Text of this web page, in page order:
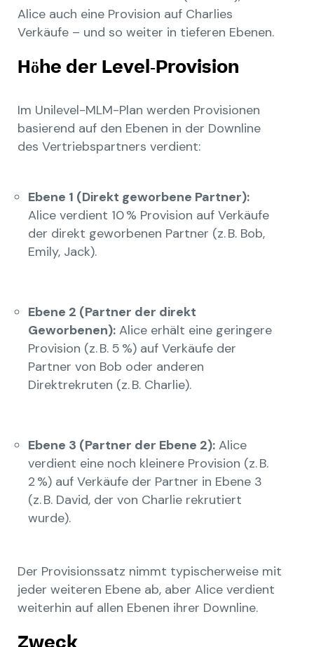
Alice auch eine Provision auf Charlies
Verkäufe – und so weiter in tieferen Ebenen.
Höhe der Level-Provision
Im Unilevel-MLM-Plan werden Provisionen
basierend auf den Ebenen in der Downline
des Vertriebspartners verdient:
Ebene 1 (Direkt geworbene Partner):
Alice verdient 10 % Provision auf Verkäufe
der direkt geworbenen Partner (z. B. Bob,
Emily, Jack).
Ebene 2 (Partner der direkt
Geworbenen): Alice erhält eine geringere
Provision (z. B. 5 %) auf Verkäufe der
Partner von Bob oder anderen
Direktrekruten (z. B. Charlie).
Ebene 3 (Partner der Ebene 2): Alice
verdient eine noch kleinere Provision (z. B.
2 %) auf Verkäufe der Partner in Ebene 3
(z. B. David, der von Charlie rekrutiert
wurde).
Der Provisionssatz nimmt typischerweise mit
jeder weiteren Ebene ab, aber Alice verdient
weiterhin auf allen Ebenen ihrer Downline.